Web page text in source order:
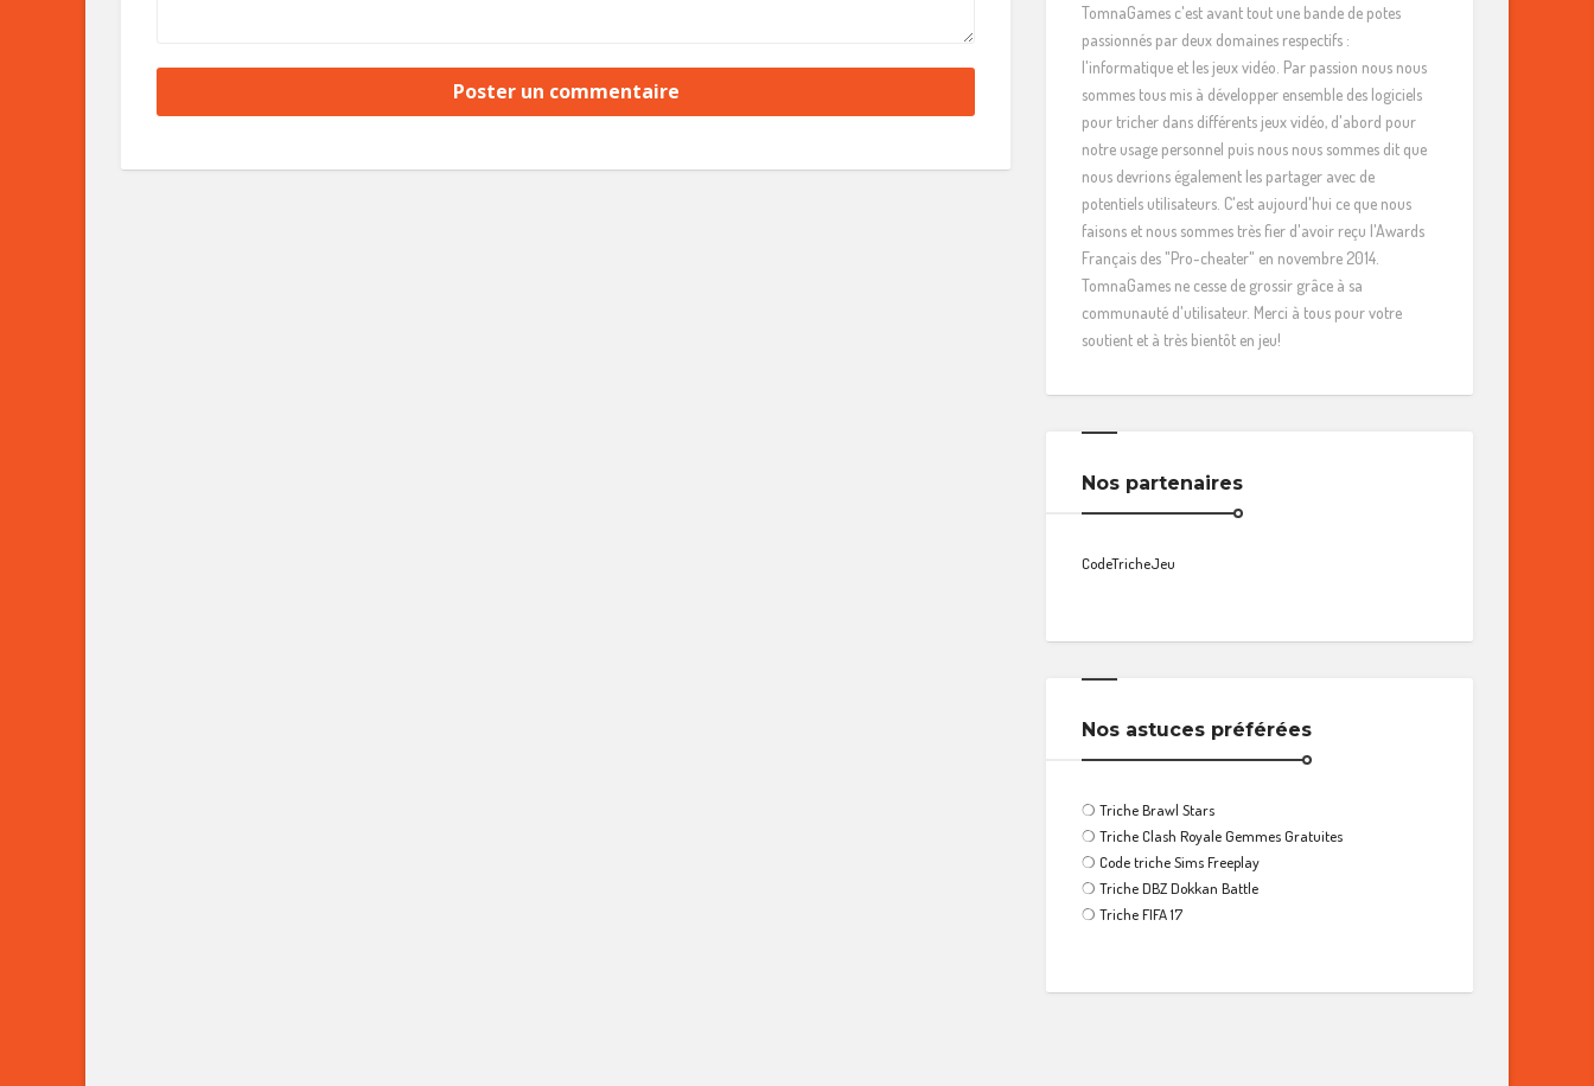
TomnaGames c'est avant tout une bande de potes
passionnés par deux domaines respectifs :
l'informatique et les jeux vidéo. Par passion nous nous
sommes tous mis à développer ensemble des logiciels
pour tricher dans différents jeux vidéo, d'abord pour
notre usage personnel puis nous nous sommes dit que
nous devrions également les partager avec de
potentiels utilisateurs. C'est aujourd'hui ce que nous
faisons et nous sommes très fier d'avoir reçu l'Awards
Français des "Pro-cheater" en novembre 2014.
TomnaGames ne cesse de grossir grâce à sa
communauté d'utilisateur. Merci à tous pour votre
soutient et à très bientôt en jeu!
Nos partenaires
CodeTricheJeu
Nos astuces préférées
❍ Triche Brawl Stars
❍ Triche Clash Royale Gemmes Gratuites
❍ Code triche Sims Freeplay
❍ Triche DBZ Dokkan Battle
❍ Triche FIFA 17